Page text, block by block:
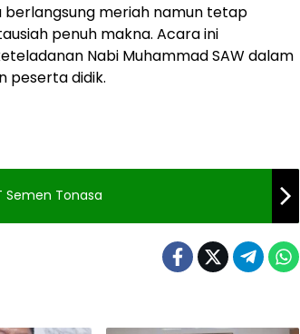
berlangsung meriah namun tetap
penuh makna. Acara ini
Nabi Muhammad SAW dalam
peserta didik.
Semen Tonasa